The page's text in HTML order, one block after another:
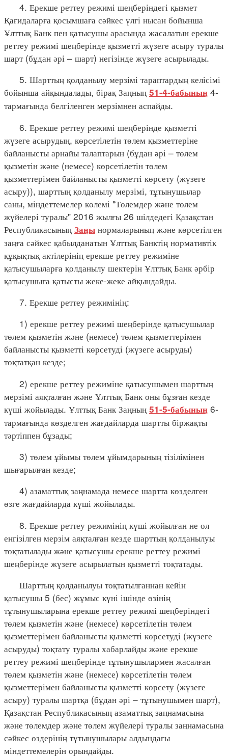
4. Ерекше реттеу режимі шеңберіндегі қызмет
Қағидаларға қосымшаға сәйкес үлгі нысан бойынша
Ұлттық Банк пен қатысушы арасында жасалатын ерекше
реттеу режимі шеңберінде қызметті жүзеге асыру туралы
шарт (бұдан әрі – шарт) негізінде жүзеге асырылады.
5. Шарттың қолданылу мерзімі тараптардың келісімі
бойынша айқындалады, бірақ Заңның 51-4-бабының 4-
тармағында белгіленген мерзімнен аспайды.
6. Ерекше реттеу режимі шеңберінде қызметті
жүзеге асырудың, көрсетілетін төлем қызметтеріне
байланысты арнайы талаптарын (бұдан әрі – төлем
қызметін және (немесе) көрсетілетін төлем
қызметтерімен байланысты қызметті көрсету (жүзеге
асыру)), шарттың қолданылу мерзімі, тұтынушылар
саны, міндеттемелер көлемі "Төлемдер және төлем
жүйелері туралы" 2016 жылғы 26 шілдедегі Қазақстан
Республикасының Заңы нормаларының және көрсетілген
заңға сәйкес қабылданатын Ұлттық Банктің нормативтік
құқықтық актілерінің ерекше реттеу режиміне
қатысушыларға қолданылу шектерін Ұлттық Банк әрбір
қатысушыға қатысты жеке-жеке айқындайды.
7. Ерекше реттеу режимінің:
1) ерекше реттеу режимі шеңберінде қатысушылар
төлем қызметін және (немесе) төлем қызметтерімен
байланысты қызметті көрсетуді (жүзеге асыруды)
тоқтатқан кезде;
2) ерекше реттеу режиміне қатысушымен шарттың
мерзімі аяқталған және Ұлттық Банк оны бұзған кезде
күші жойылады. Ұлттық Банк Заңның 51-5-бабының 6-
тармағында көзделген жағдайларда шартты біржақты
тәртіппен бұзады;
3) төлем ұйымы төлем ұйымдарының тізілімінен
шығарылған кезде;
4) азаматтық заңнамада немесе шартта көзделген
өзге жағдайларда күші жойылады.
8. Ерекше реттеу режимінің күші жойылған не ол
енгізілген мерзім аяқталған кезде шарттың қолданылуы
тоқтатылады және қатысушы ерекше реттеу режимі
шеңберінде жүзеге асырылатын қызметті тоқтатады.
Шарттың қолданылуы тоқтатылғаннан кейін
қатысушы 5 (бес) жұмыс күні ішінде өзінің
тұтынушыларына ерекше реттеу режимі шеңберіндегі
төлем қызметін және (немесе) көрсетілетін төлем
қызметтерімен байланысты қызметті көрсетуді (жүзеге
асыруды) тоқтату туралы хабарлайды және ерекше
реттеу режимі шеңберінде тұтынушылармен жасалған
төлем қызметін және (немесе) көрсетілетін төлем
қызметтерімен байланысты қызметті көрсету (жүзеге
асыру) туралы шартқа (бұдан әрі – тұтынушымен шарт),
Қазақстан Республикасының азаматтық заңнамасына
және төлемдер және төлем жүйелері туралы заңнамасына
сәйкес өздерінің тұтынушылары алдындағы
міндеттемелерін орындайды.